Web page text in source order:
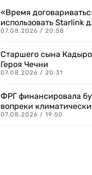
«Время
использовать Starlink
07.08.2026 / 20:58
Старшего сына
Героя Чечни
07.08.2026 / 20:31
ФРГ финансировала
вопреки
07.08.2026 / 19:50